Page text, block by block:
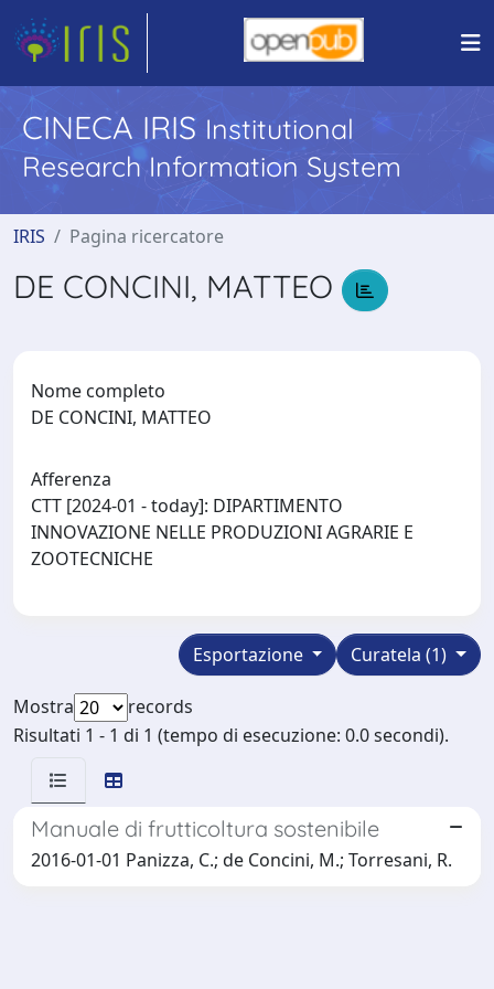
CINECA IRIS Institutional
Research Information System
IRIS Pagina ricercatore
DE CONCINI, MATTEO
Nome completo
DE CONCINI, MATTEO
Afferenza
CTT [2024-01 - today]: DIPARTIMENTO
INNOVAZIONE NELLE PRODUZIONI AGRARIE E
ZOOTECNICHE
Curatela (1)
Esportazione
Mostra
records
Risultati 1 - 1 di 1 (tempo di esecuzione: 0.0 secondi).
Manuale di frutticoltura sostenibile
2016-01-01 Panizza, C.; de Concini, M.; Torresani, R.